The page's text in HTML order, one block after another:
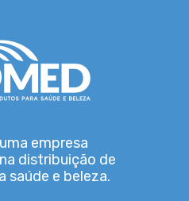
empresa
distribuição de
saúde e beleza.